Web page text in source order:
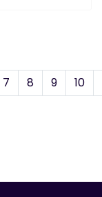
7 8 9 10